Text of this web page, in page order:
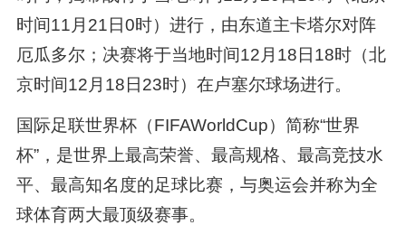
时间11月21日0时）进行，由东道主卡塔尔对阵
厄瓜多尔；决赛将于当地时间12月18日18时（北
京时间12月18日23时）在卢塞尔球场进行。
国际足联世界杯（FIFAWorldCup）简称“世界
杯”，是世界上最高荣誉、最高规格、最高竞技水
平、最高知名度的足球比赛，与奥运会并称为全
球体育两大最顶级赛事。